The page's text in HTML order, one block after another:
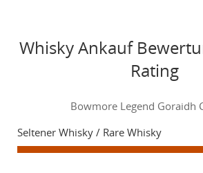
Whisky Ankauf
Rating
Bowmore Legend Goraidh
Seltener Whisky / Rare Whisky